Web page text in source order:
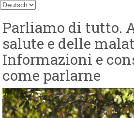
Sprache
Parliamo di tutto.
salute e delle
Informazioni e
come parlarne